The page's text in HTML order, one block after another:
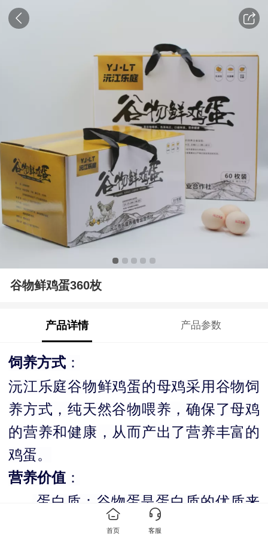
谷物鲜鸡蛋360枚
产品详情 产品参数
饲养方式 ：
沅江乐庭谷物鲜鸡蛋的母鸡采用谷物饲
养方式， 纯天然谷物喂养 ，确保了母鸡
的营养和健康，从而产出了营养丰富的
鸡蛋。
营养价值 ：
蛋白质：谷物蛋是蛋白质的优质来
源，蛋白质是人体生长和修复的重要成
首页 客服